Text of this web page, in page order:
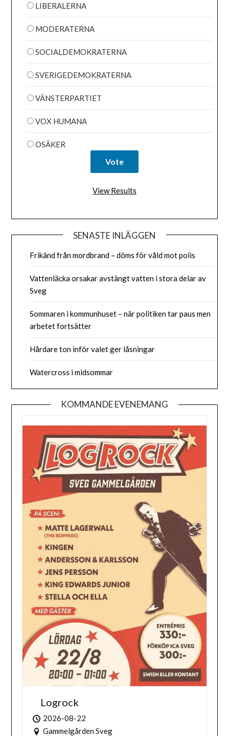
LIBERALERNA
MODERATERNA
SOCIALDEMOKRATERNA
SVERIGEDEMOKRATERNA
VÄNSTERPARTIET
VOX HUMANA
OSÄKER
View Results
SENASTE INLÄGGEN
Frikänd från mordbrand – döms för våld mot polis
Vattenläcka orsakar avstängt vatten i stora delar av
Sveg
Sommaren i kommunhuset – när politiken tar paus men
arbetet fortsätter
Hårdare ton inför valet ger låsningar
Watercross i midsommar
KOMMANDE EVENEMANG
Logrock
2026-08-22
Gammelgården Sveg